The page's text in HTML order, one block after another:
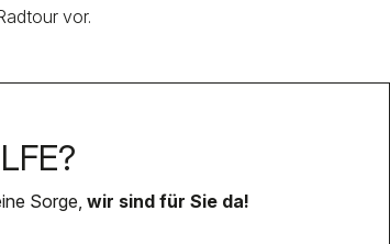
vor.
Sorge, wir sind für Sie da!